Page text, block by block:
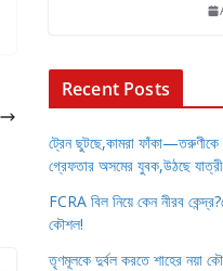
Recent Posts
ট্রেন ছুটছে,কামরা ফাঁকা—তরুণীকে
গ্রেফতার অসমের যুবক,উঠছে
FCRA বিল নিয়ে কেন নীরব
কৌশল!
তৃণমূলকে দুর্বল করতে শাহের নয়া